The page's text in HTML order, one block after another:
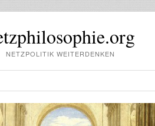
NETZPOLITIK WEITERDENKEN